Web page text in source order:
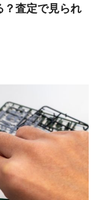
？査定で見られ